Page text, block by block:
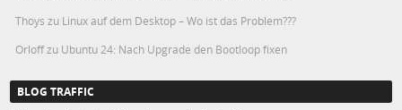
Thoys zu Linux auf dem Desktop – Wo ist das Problem???
Orloffzu Ubuntu 24: Nach Upgrade den Bootloop fixen
BLOG TRAFFIC